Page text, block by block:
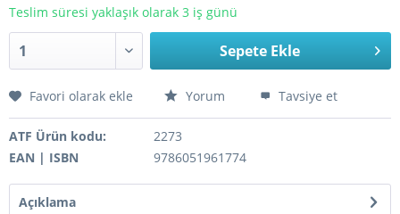
Teslim süresi yaklaşık olarak 3 iş günü
Sepete Ekle
Favori olarak ekle Yorum Tavsiye et
ATF Ürün kodu:
2273
EAN | ISBN
9786051961774
Açıklama